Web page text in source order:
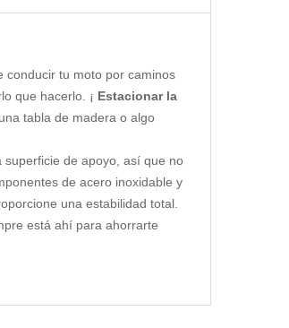
conducir tu moto por caminos
que hacerlo. ¡ Estacionar la
tabla de madera o algo
superficie de apoyo, así que no
de acero inoxidable y
una estabilidad total.
está ahí para ahorrarte